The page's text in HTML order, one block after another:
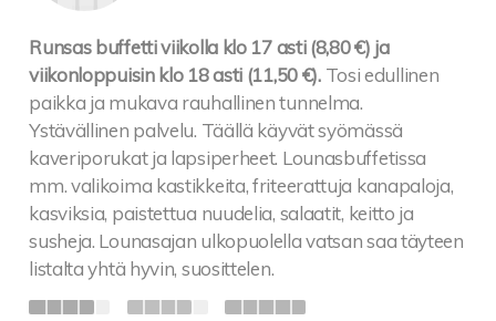
Runsas buffetti viikolla klo 17 asti (8,80 €) ja
viikonloppuisin klo 18 asti (11,50 €). Tosi edullinen
paikka ja mukava rauhallinen tunnelma.
Ystävällinen palvelu. Täällä käyvät syömässä
kaveriporukat ja lapsiperheet. Lounasbuffetissa
mm. valikoima kastikkeita, friteerattuja kanapaloja,
kasviksia, paistettua nuudelia, salaatit, keitto ja
susheja. Lounasajan ulkopuolella vatsan saa täyteen
listalta yhtä hyvin, suosittelen.